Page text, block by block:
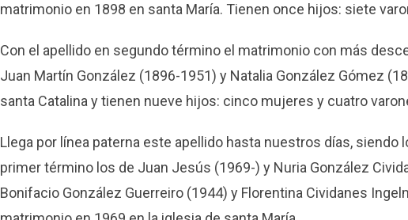
matrimonio en 1898 en santa María. Tienen once hijos: siete
Con el apellido en segundo término el matrimonio con más
Juan Martín González (1896-1951) y Natalia González Gómez
santa Catalina y tienen nueve hijos: cinco mujeres y cuatro
Llega por línea paterna este apellido hasta nuestros días,
primer término los de Juan Jesús (1969-) y Nuria González
Bonifacio González Guerreiro (1944) y Florentina Cividanes